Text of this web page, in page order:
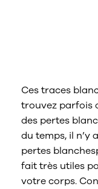
Ces traces
trouvez parfois
des pertes
du temps, il n’y
pertes
fait très utiles
votre corps.